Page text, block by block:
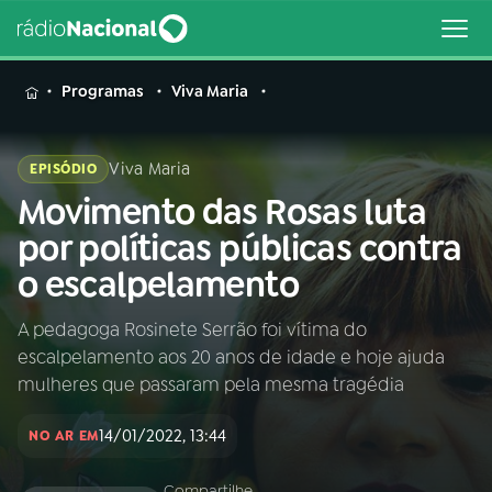
MENU
Buscar
na
Rádio
Nacional
Buscar
AO VIVO
INÍCIO
Programas Viva Maria
EPISÓDIO Viva Maria
Movimento das Rosas luta
por políticas públicas contra
o escalpelamento
A pedagoga Rosinete Serrão foi vítima do
escalpelamento aos 20 anos de idade e hoje ajuda
mulheres que passaram pela mesma tragédia
NO AR EM14/01/2022, 13:44